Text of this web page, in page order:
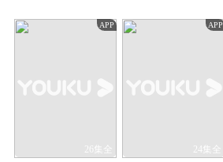
APP
26集全
APP
24集全